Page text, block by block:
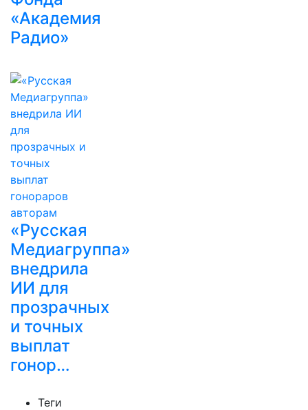
«Академия
Радио»
«Русская
Медиагруппа»
внедрила
ИИ для
прозрачных
и точных
выплат
гонор…
Теги